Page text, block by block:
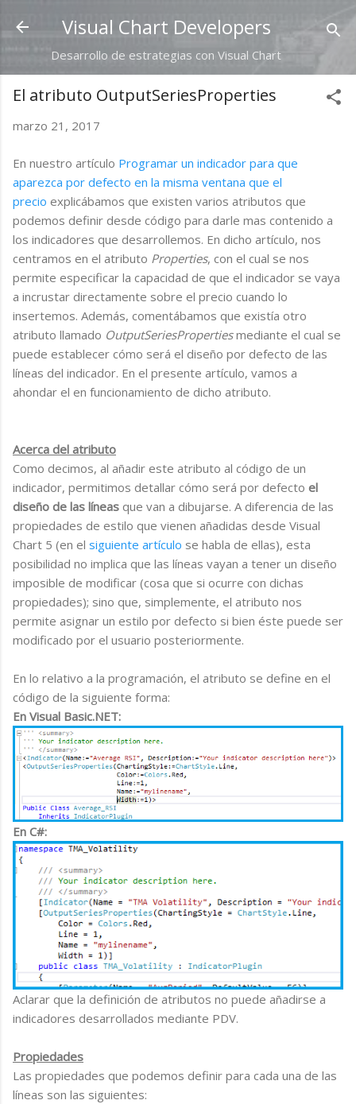
Ir al contenido principal
Visual Chart Developers
Desarrollo de estrategias con Visual Chart
El atributo OutputSeriesProperties
marzo 21, 2017
En nuestro artículo Programar un indicador para que
aparezca por defecto en la misma ventana que el
precio explicábamos que existen varios atributos que
podemos definir desde código para darle mas contenido a
los indicadores que desarrollemos. En dicho artículo, nos
centramos en el atributo Properties, con el cual se nos
permite especificar la capacidad de que el indicador se vaya
a incrustar directamente sobre el precio cuando lo
insertemos. Además, comentábamos que existía otro
atributo llamado OutputSeriesPropertiesmediante el cual se
puede establecer cómo será el diseño por defecto de las
líneas del indicador. En el presente artículo, vamos a
ahondar el en funcionamiento de dicho atributo.
Acerca del atributo
Como decimos, al añadir este atributo al código de un
indicador, permitimos detallar cómo será por defecto el
diseño de las líneas que van a dibujarse. A diferencia de las
propiedades de estilo que vienen añadidas desde Visual
Chart 5 (en el siguiente artículo se habla de ellas), esta
posibilidad no implica que las líneas vayan a tener un diseño
imposible de modificar (cosa que si ocurre con dichas
propiedades); sino que, simplemente, el atributo nos
permite asignar un estilo por defecto si bien éste puede ser
modificado por el usuario posteriormente.
En lo relativo a la programación, el atributo se define en el
código de la siguiente forma:
En Visual Basic.NET:
En C#:
Aclarar que la definición de atributos no puede añadirse a
indicadores desarrollados mediante PDV.
Propiedades
Las propiedades que podemos definir para cada una de las
líneas son las siguientes: